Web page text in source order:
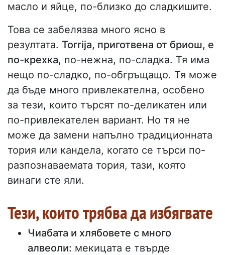
масло и яйце, по-близко до сладкишите.
Това се забелязва много ясно в
резултата. Torrija, приготвена от бриош, е
по-крехка, по-нежна, по-сладка. Тя има
нещо по-сладко, по-обгръщащо. Тя може
да бъде много привлекателна, особено
за тези, които търсят по-деликатен или
по-привлекателен вариант. Но тя не
може да замени напълно традиционната
тория или кандела, когато се търси по-
разпознаваемата тория, тази, която
винаги сте яли.
Тези, които трябва да избягвате
Чиабата и хлябовете с много
алвеоли: мекицата е твърде